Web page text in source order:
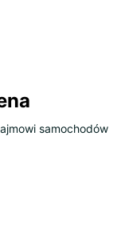
samochodów